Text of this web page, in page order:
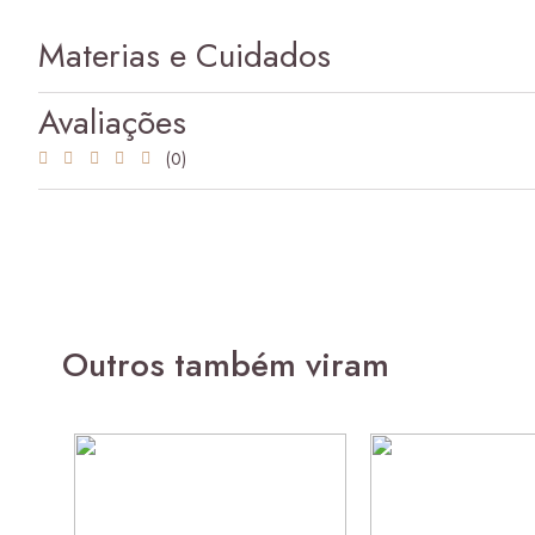
Materias e Cuidados
Avaliações
(0)
Outros também viram